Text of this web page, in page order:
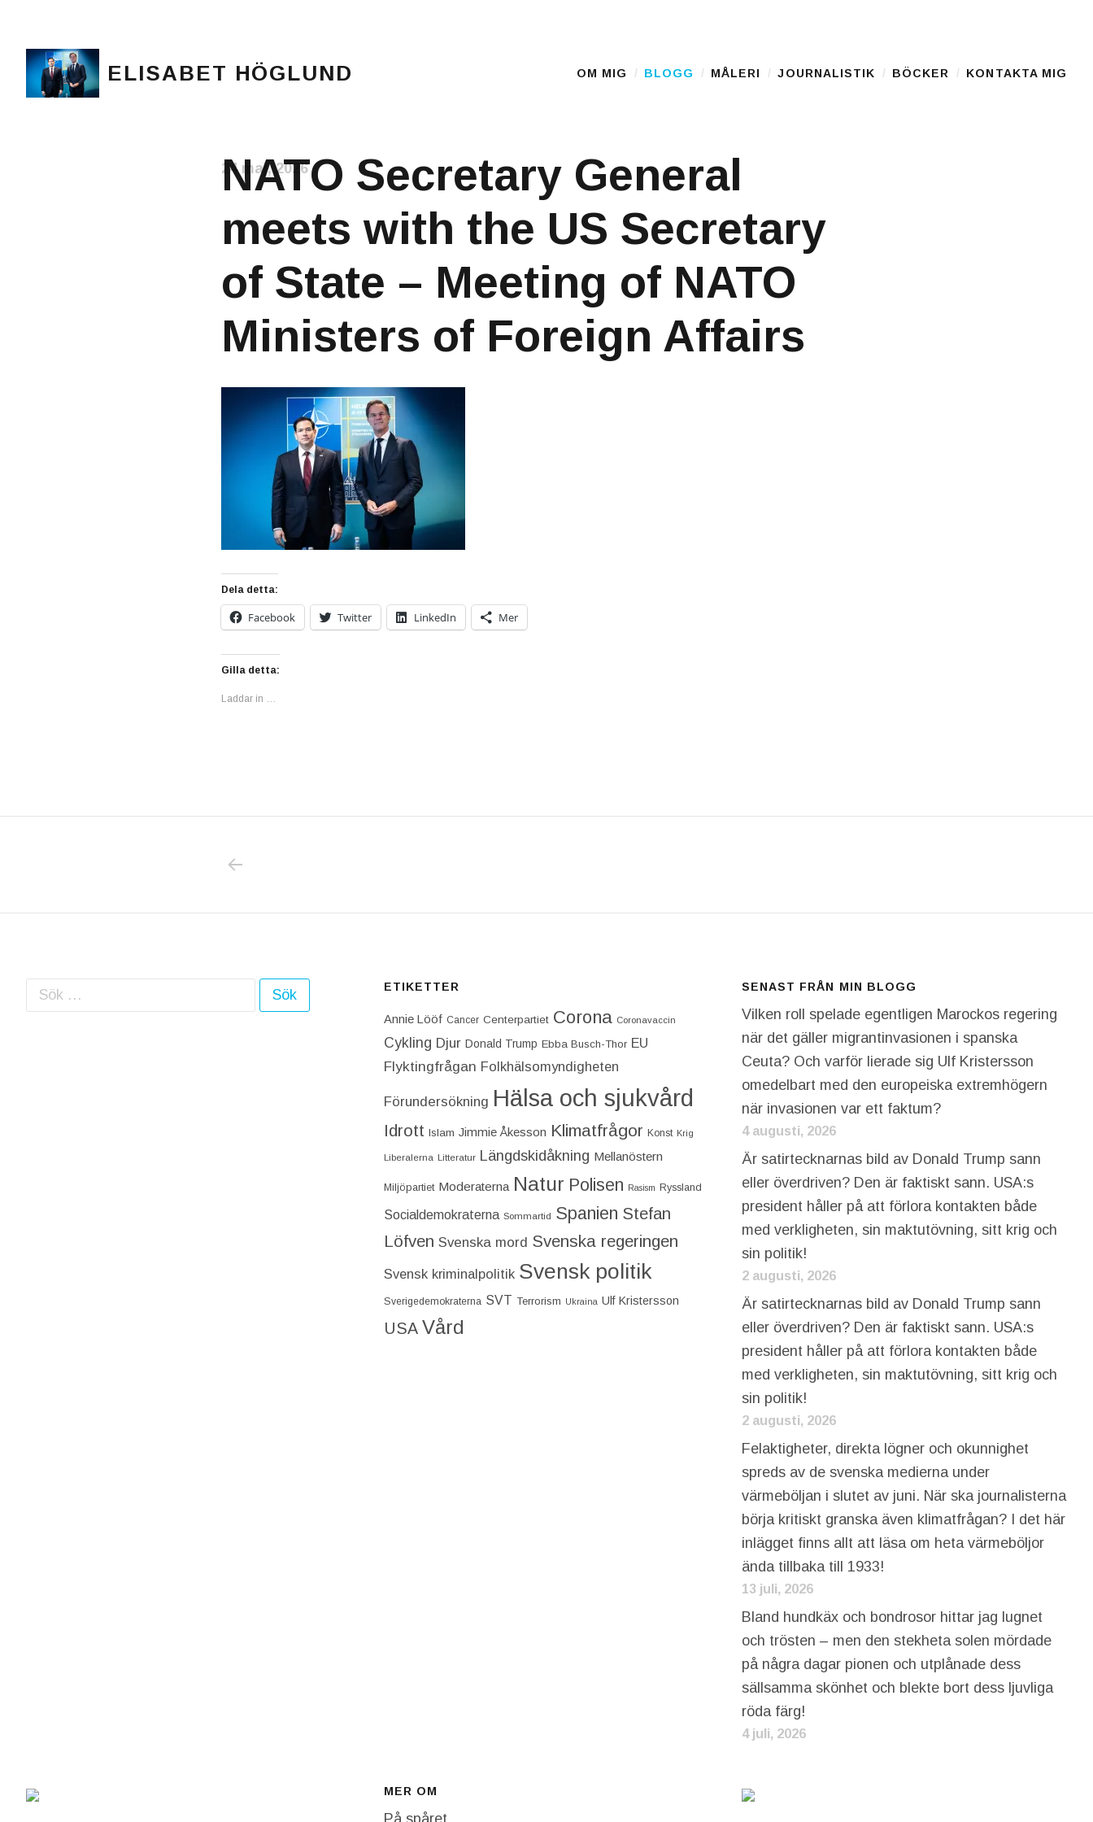
ELISABET HÖGLUND Main Menu
OM MIG BLOGG MÅLERI JOURNALISTIK BÖCKER KONTAKTA MIG
NATO Secretary General
meets with the US Secretary
of State – Meeting of NATO
Ministers of Foreign Affairs
24 maj, 2026
Dela detta:
Facebook Twitter LinkedIn Mer
Gilla detta:
Laddar in …
Sök efter: ETIKETTER
Annie Lööf Cancer Centerpartiet‎ Corona Coronavaccin
Cykling Djur Donald Trump Ebba Busch-Thor EU
Flyktingfrågan Folkhälsomyndigheten
Förundersökning Hälsa och sjukvård
Idrott Islam Jimmie Åkesson Klimatfrågor Konst Krig
Liberalerna Litteratur Längdskidåkning Mellanöstern
Miljöpartiet Moderaterna Natur Polisen Rasism Ryssland
Socialdemokraterna Sommartid Spanien Stefan
Löfven Svenska mord Svenska regeringen
Svensk kriminalpolitik Svensk politik
Sverigedemokraterna SVT Terrorism Ukraina Ulf Kristersson
USA Vård
SENAST FRÅN MIN BLOGG
Vilken roll spelade egentligen Marockos regering
när det gäller migrantinvasionen i spanska
Ceuta? Och varför lierade sig Ulf Kristersson
omedelbart med den europeiska extremhögern
när invasionen var ett faktum?
4 augusti, 2026
Är satirtecknarnas bild av Donald Trump sann
eller överdriven? Den är faktiskt sann. USA:s
president håller på att förlora kontakten både
med verkligheten, sin maktutövning, sitt krig och
sin politik!
2 augusti, 2026
Är satirtecknarnas bild av Donald Trump sann
eller överdriven? Den är faktiskt sann. USA:s
president håller på att förlora kontakten både
med verkligheten, sin maktutövning, sitt krig och
sin politik!
2 augusti, 2026
Felaktigheter, direkta lögner och okunnighet
spreds av de svenska medierna under
värmeböljan i slutet av juni. När ska journalisterna
börja kritiskt granska även klimatfrågan? I det här
inlägget finns allt att läsa om heta värmeböljor
ända tillbaka till 1933!
13 juli, 2026
Bland hundkäx och bondrosor hittar jag lugnet
och trösten – men den stekheta solen mördade
på några dagar pionen och utplånade dess
sällsamma skönhet och blekte bort dess ljuvliga
röda färg!
4 juli, 2026
MER OM
På spåret